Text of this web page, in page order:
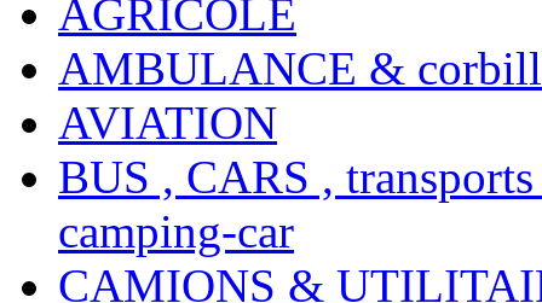
AGRICOLE
AMBULANCE &
AVIATION
BUS , CARS ,
camping-car
CAMIONS &